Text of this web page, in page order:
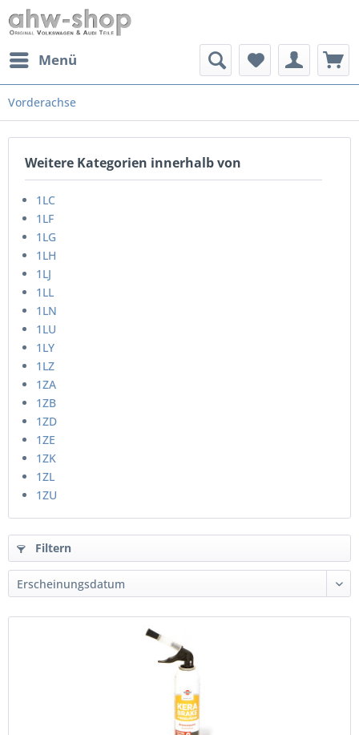
Menü
Vorderachse
Weitere Kategorien innerhalb von
1LC
1LF
1LG
1LH
1LJ
1LL
1LN
1LU
1LY
1LZ
1ZA
1ZB
1ZD
1ZE
1ZK
1ZL
1ZU
Filtern